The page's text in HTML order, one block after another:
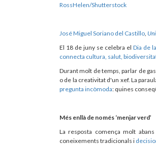
RossHelen/Shutterstock
José Miguel Soriano del Castillo
El 18 de juny se celebra el Dia de
connecta cultura, salut,
Durant molt de temps, parlar de
o de la creativitat d'un xef. La
pregunta incòmoda: quines
Més enllà de només ‘menjar verd’
La resposta comença molt
coneixements tradicionals i